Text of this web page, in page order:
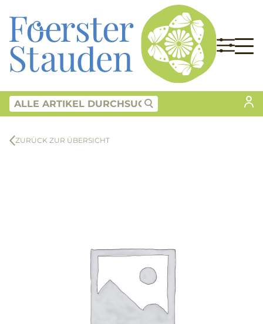
ZURÜCK ZUR ÜBERSICHT